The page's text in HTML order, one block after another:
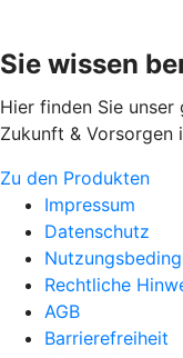
Sie wissen
Hier finden Sie
Zukunft & Vorsorgen
Zu den Produkten
Impressum
Datenschutz
Rechtliche
AGB
Barrierefreiheit